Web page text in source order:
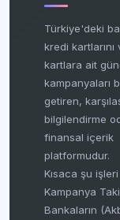
Türkiye'deki
kredi kartlarını
kartlara ait
kampanyaları
getiren,
bilgilendirme
finansal içerik
platformudur.
Kısaca şu
Kampanya
Bankaların